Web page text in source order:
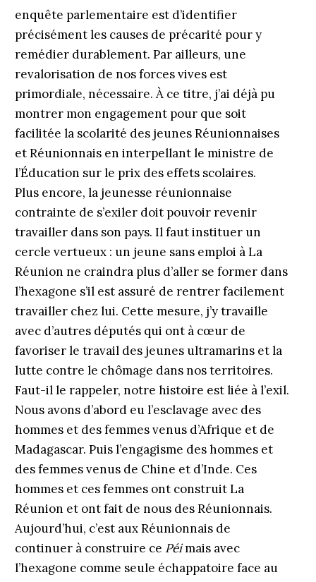
enquête parlementaire est d’identifier
précisément les causes de précarité pour y
remédier durablement. Par ailleurs, une
revalorisation de nos forces vives est
primordiale, nécessaire. À ce titre, j’ai déjà pu
montrer mon engagement pour que soit
facilitée la scolarité des jeunes Réunionnaises
et Réunionnais en interpellant le ministre de
l’Éducation sur le prix des effets scolaires.
Plus encore, la jeunesse réunionnaise
contrainte de s’exiler doit pouvoir revenir
travailler dans son pays. Il faut instituer un
cercle vertueux : un jeune sans emploi à La
Réunion ne craindra plus d’aller se former dans
l’hexagone s’il est assuré de rentrer facilement
travailler chez lui. Cette mesure, j’y travaille
avec d’autres députés qui ont à cœur de
favoriser le travail des jeunes ultramarins et la
lutte contre le chômage dans nos territoires.
Faut-il le rappeler, notre histoire est liée à l’exil.
Nous avons d’abord eu l’esclavage avec des
hommes et des femmes venus d’Afrique et de
Madagascar. Puis l’engagisme des hommes et
des femmes venus de Chine et d’Inde. Ces
hommes et ces femmes ont construit La
Réunion et ont fait de nous des Réunionnais.
Aujourd’hui, c’est aux Réunionnais de
continuer à construire ce Péimais avec
l’hexagone comme seule échappatoire face au